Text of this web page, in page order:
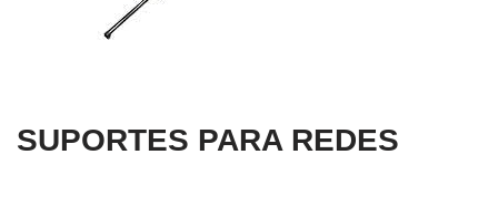
SUPORTES PARA REDES